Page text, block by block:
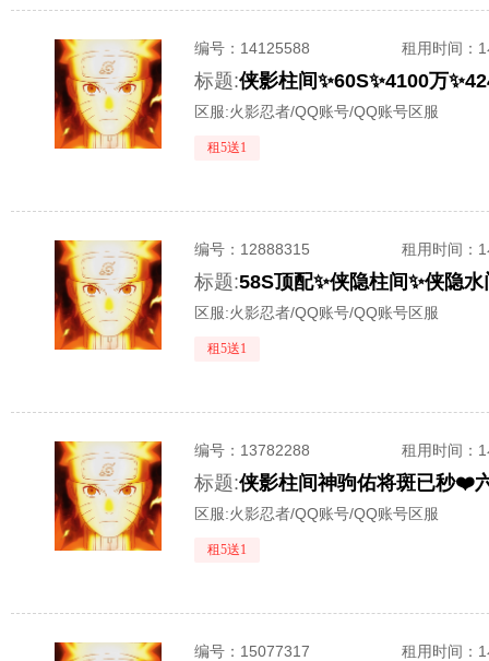
编号： 14125588 租用时间 ：
标题:
区服:火影忍者/QQ账号/QQ账号区服
租5送1
编号： 12888315 租用时间 ：
标题:58S顶配✨侠隐柱间✨侠隐
区服:火影忍者/QQ账号/QQ账号区服
租5送1
编号： 13782288 租用时间 ：
标题:侠影柱间神驹佑将斑已秒❤️
区服:火影忍者/QQ账号/QQ账号区服
租5送1
编号： 15077317 租用时间 ：